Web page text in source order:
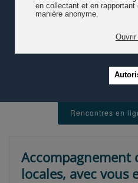
que Mesdames Frédérique
petite enfance de la Ville de
Lire l'articleEntre jardins
Rencontres en
Accompagnement
locales, avec vous